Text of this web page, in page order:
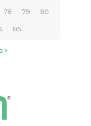
78 79 80
85